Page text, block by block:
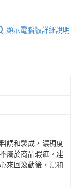
顯示電腦版詳細說明
調和製成，濃稠度
屬於商品瑕疵。建
來回滾動後，混和